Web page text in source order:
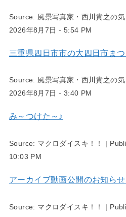
Source: 風景写真家・西川貴之の
2026年8月7日 - 5:54 PM
三重県四日市市の大四日市まつ
Source: 風景写真家・西川貴之の
2026年8月7日 - 3:40 PM
み～つけた～♪
Source: マクロダイスキ！！ |
10:03 PM
アーカイブ動画公開のお知らせ
Source: マクロダイスキ！！ |